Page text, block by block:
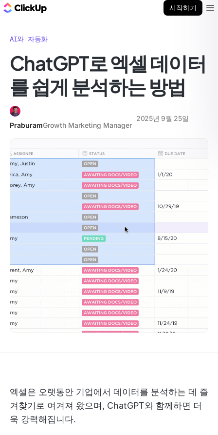
시작하기
AI와 자동화
ChatGPT로 엑셀 데이터
를 쉽게 분석하는 방법
PraburamGrowth Marketing Manager
2025년 9월 25일
엑셀은 오랫동안 기업에서 데이터를 분석하는 데 즐
겨찾기로 여겨져 왔으며, ChatGPT와 함께하면 더
욱 강력해집니다.